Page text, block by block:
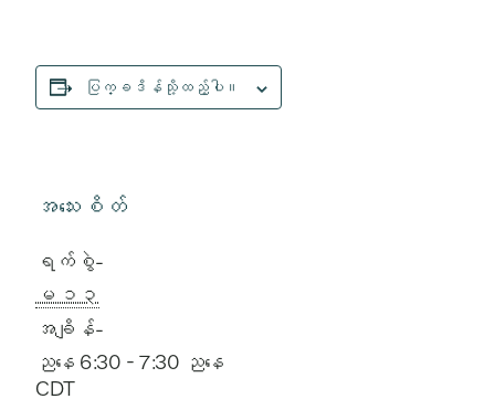
ပြက္ခဒိန်သို့ထည့်ပါ။
အသေးစိတ်
ရက်စွဲ-
ေမ ၁၃
အချိန်-
ညနေ 6:30 - 7:30 ညနေ
CDT